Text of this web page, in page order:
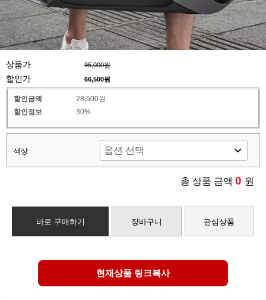
상품가 95,000원
할인가 66,500원
할인금액
28,500원
할인정보
30%
색상
총 상품 금액 0 원
바로 구매하기 장바구니 관심상품
현재상품 링크복사